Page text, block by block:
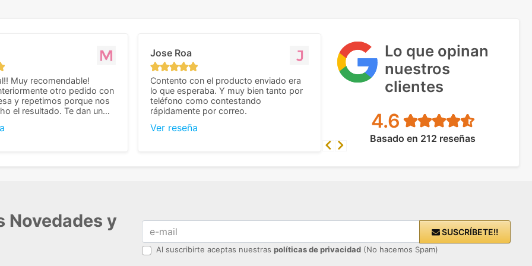
Lo que opinan
nuestros
clientes
4.6
Basado en 212 reseñas
Muy recomendable!
otro pedido con
y repetimos porque nos
el resultado. Te dan un
cuando se trata
Jose Roa
Contento con el producto enviado era
lo que esperaba. Y muy bien tanto por
teléfono como contestando
rápidamente por correo.
Ver reseña
Previous
Next
Novedades y
SUSCRÍBETE!!
Al suscribirte aceptas nuestras políticas de privacidad (No hacemos Spam)